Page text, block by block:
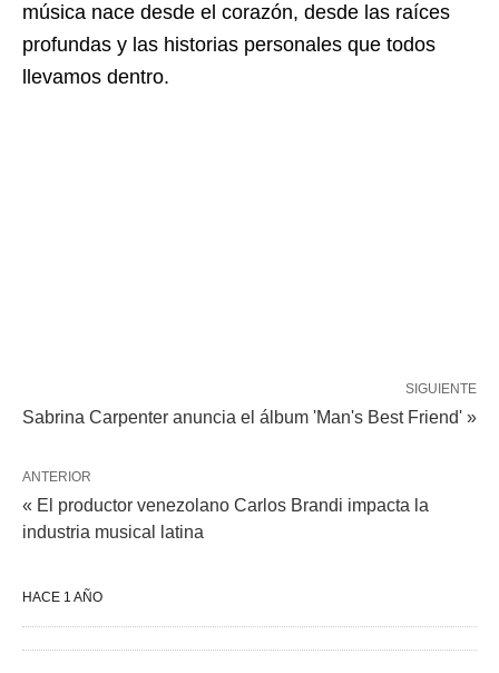
música nace desde el corazón, desde las raíces
profundas y las historias personales que todos
llevamos dentro.
SIGUIENTE
Sabrina Carpenter anuncia el álbum 'Man's Best Friend' »
ANTERIOR
« El productor venezolano Carlos Brandi impacta la
industria musical latina
HACE 1 AÑO